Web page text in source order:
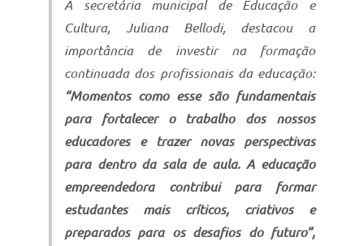
A secretária municipal de Educação e
Cultura, Juliana Bellodi, destacou a
importância de investir na formação
continuada dos profissionais da educação:
“Momentos como esse são fundamentais
para fortalecer o trabalho dos nossos
educadores e trazer novas perspectivas
para dentro da sala de aula. A educação
empreendedora contribui para formar
estudantes mais críticos, criativos e
preparados para os desafios do futuro”,